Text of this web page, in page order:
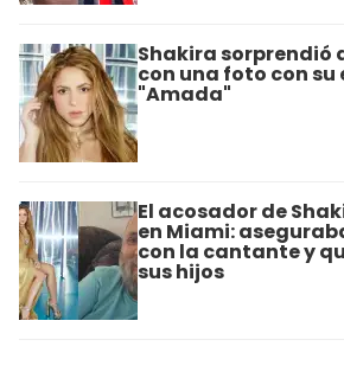
Shakira sorprendió
con una foto con su
"Amada"
El acosador de
en Miami:
con la cantante y
sus hijos